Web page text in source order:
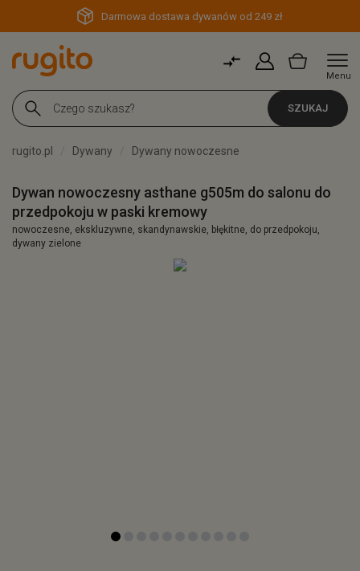
Darmowa dostawa dywanów od 249 zł
Menu
SZUKAJ
rugito.pl Dywany Dywany nowoczesne
Dywan nowoczesny asthane g505m do salonu do
przedpokoju w paski kremowy
nowoczesne, ekskluzywne, skandynawskie, błękitne, do przedpokoju,
dywany zielone